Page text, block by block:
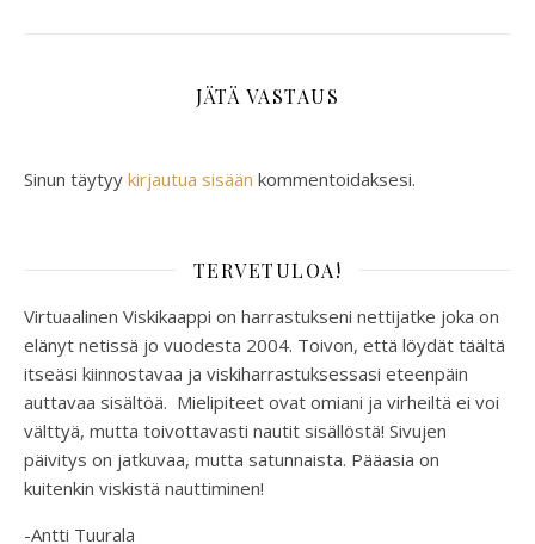
JÄTÄ VASTAUS
Sinun täytyy kirjautua sisään kommentoidaksesi.
TERVETULOA!
Virtuaalinen Viskikaappi on harrastukseni nettijatke joka on
elänyt netissä jo vuodesta 2004. Toivon, että löydät täältä
itseäsi kiinnostavaa ja viskiharrastuksessasi eteenpäin
auttavaa sisältöä. Mielipiteet ovat omiani ja virheiltä ei voi
välttyä, mutta toivottavasti nautit sisällöstä! Sivujen
päivitys on jatkuvaa, mutta satunnaista. Pääasia on
kuitenkin viskistä nauttiminen!
-Antti Tuurala